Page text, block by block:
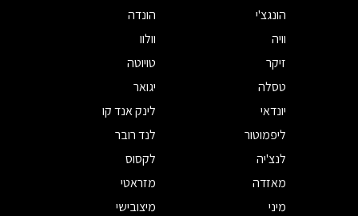
הונגצ'י
הונדה
וויה
וולוו
זיקר
טויוטה
טסלה
יגואר
יונדאי
לינק אנד קו
ליפמוטור
לנד רובר
לנצ'יה
לקסוס
מאזדה
מזראטי
מיני
מיצובישי